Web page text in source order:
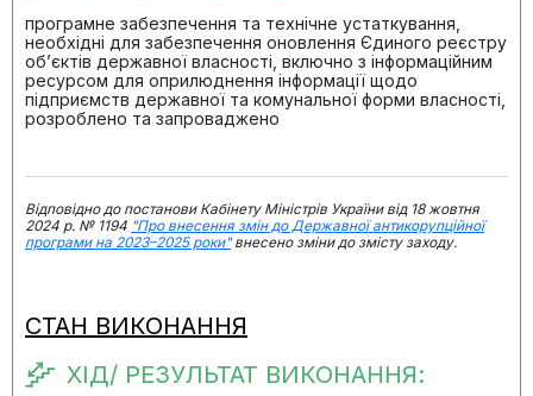
програмне забезпечення та технічне устаткування,
необхідні для забезпечення оновлення Єдиного реєстру
об’єктів державної власності, включно з інформаційним
ресурсом для оприлюднення інформації щодо
підприємств державної та комунальної форми власності,
розроблено та запроваджено
Відповідно до постанови Кабінету Міністрів України від 18 жовтня
2024 р. № 1194 "Про внесення змін до Державної антикорупційної
програми на 2023–2025 роки"внесено зміни до змісту заходу.
СТАН ВИКОНАННЯ
ХІД/ РЕЗУЛЬТАТ ВИКОНАННЯ: